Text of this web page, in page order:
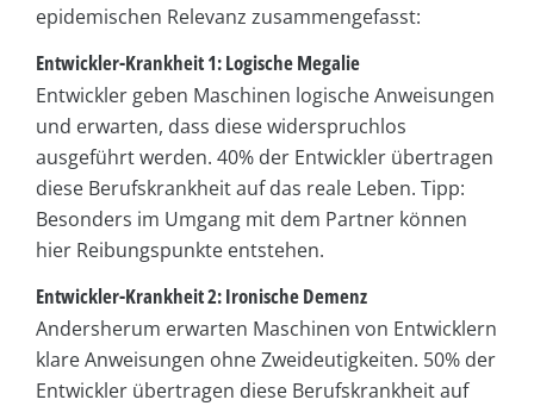
epidemischen Relevanz zusammengefasst:
Entwickler-Krankheit 1: Logische Megalie
Entwickler geben Maschinen logische Anweisungen
und erwarten, dass diese widerspruchlos
ausgeführt werden. 40% der Entwickler übertragen
diese Berufskrankheit auf das reale Leben. Tipp:
Besonders im Umgang mit dem Partner können
hier Reibungspunkte entstehen.
Entwickler-Krankheit 2: Ironische Demenz
Andersherum erwarten Maschinen von Entwicklern
klare Anweisungen ohne Zweideutigkeiten. 50% der
Entwickler übertragen diese Berufskrankheit auf